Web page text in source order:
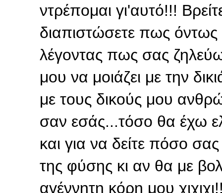
ντρέπομαι γι'αυτό!!!
διαπιστώσετε πως όντως
λέγοντας πως σας
μου να μοιάζει με την
με τους δικούς μου
σαν εσάς...τόσο θα έχω
και για να δείτε πόσο
της φύσης κι αν θα με
αγέννητη κόρη μου